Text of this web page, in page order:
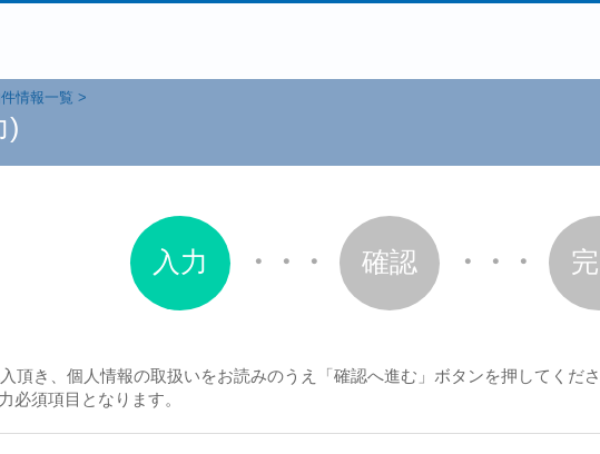
情報一覧
)
入力 ・・・ 確認 ・・・
頂き、個人情報の取扱いをお読みのうえ「確認へ進む」ボタンを押してくださ
必須項目となります。